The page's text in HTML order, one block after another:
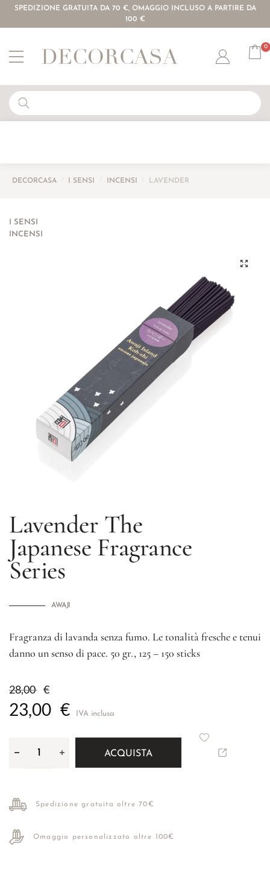
SPEDIZIONE GRATUITA DA 70 €, OMAGGIO INCLUSO A PARTIRE DA
100 €
Account
0
DECORCASA I SENSI INCENSI LAVENDER
I SENSI
INCENSI
Lavender The
Japanese Fragrance
Series
AWAJI
Fragranza di lavanda senza fumo. Le tonalità fresche e tenui
danno un senso di pace. 50 gr., 125 – 150 sticks
28,00 €
23,00 € IVA inclusa
ACQUISTA
Spedizione gratuita oltre 70€
Omaggio personalizzato oltre 100€